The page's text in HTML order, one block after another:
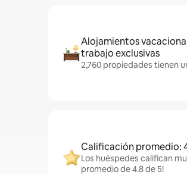
Alojamientos
trabajo exclusivas
2,760 propiedades tienen
Calificación promedio:
Los huéspedes califican
promedio de 4.8 de 5!